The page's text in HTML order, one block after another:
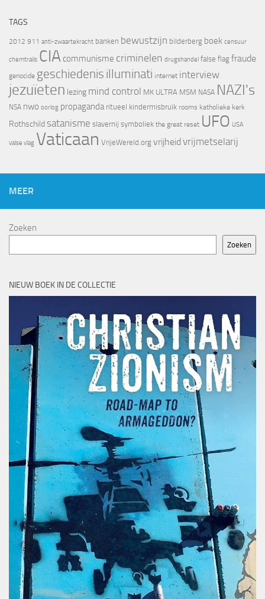
TAGS
2012 911 anti-zwaartekracht banken bewustzijn bilderberg boek censuur
chemtrails CIA communisme criminelen drugshandel false flag fraude
genocide geschiedenis illuminati internet interview
jezuïeten lezing mind control MK ULTRA MSM NASA NAZI's
NSA nwo oorlog propaganda ritueel kindermisbruik rooms katholieke kerk
Rothschild satanisme slavernij symboliek the great reset UFO USA
valse vlag Vaticaan VrijeWereld.org vrijheid vrijmetselarij
MEER
Zoeken
Zoeken
NIEUW BOEK IN DE COLLECTIE